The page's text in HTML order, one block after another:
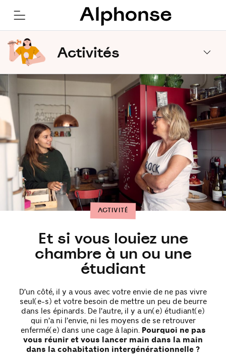
Activités
ACTIVITÉ
Et si vous louiez une
chambre à un ou une
étudiant
D’un côté, il y a vous avec votre envie de ne pas vivre
seul(e-s) et votre besoin de mettre un peu de beurre
dans les épinards. De l’autre, il y a un(e) étudiant(e)
qui n’a ni l’envie, ni les moyens de se retrouver
enfermé(e) dans une cage à lapin. Pourquoi ne pas
vous réunir et vous lancer main dans la main
dans la cohabitation intergénérationnelle ?